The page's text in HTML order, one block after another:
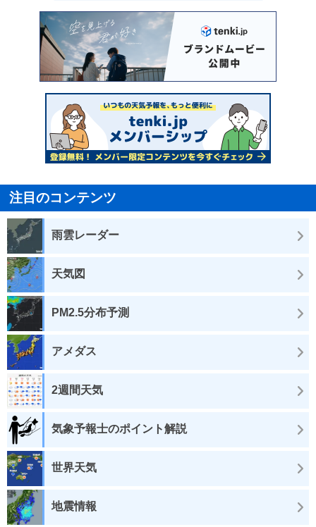
注目のコンテンツ
雨雲レーダー
天気図
PM2.5分布予測
アメダス
2週間天気
気象予報士のポイント解説
世界天気
地震情報